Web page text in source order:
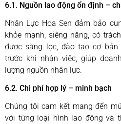
6.1. Nguồn lao động ổn định –
Nhân Lực Hoa Sen đảm bảo
khỏe mạnh, siêng năng, có
được sàng lọc, đào tạo cơ
trước khi nhận việc, giúp
lượng nguồn nhân lực.
6.2. Chi phí hợp lý – minh bạch
Chúng tôi cam kết mang đến
với từng loại hình lao động và